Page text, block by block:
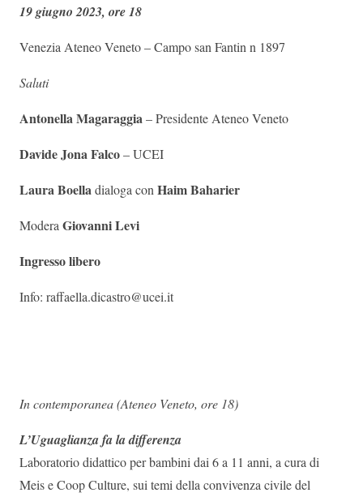
19 giugno 2023, ore 18
Venezia Ateneo Veneto – Campo san Fantin n 1897
Saluti
Antonella Magaraggia– Presidente Ateneo Veneto
Davide Jona Falco– UCEI
Laura Boelladialoga conHaim Baharier
ModeraGiovanni Levi
Ingresso libero
Info: raffaella.dicastro@ucei.it
In contemporanea (Ateneo Veneto, ore 18)
L’Uguaglianza fa la differenza
Laboratorio didattico per bambini dai 6 a 11 anni, a cura di
Meis e Coop Culture, sui temi della convivenza civile del